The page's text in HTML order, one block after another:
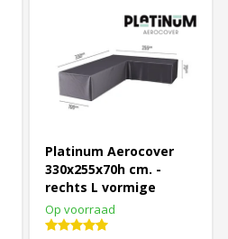
Platinum Aerocover
330x255x70h cm. -
rechts L vormige
loungesethoes
Op voorraad